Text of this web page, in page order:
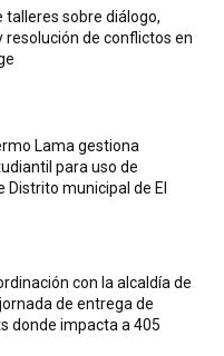
talleres sobre diálogo,
resolución de conflictos en
Lama gestiona
para uso de
Distrito municipal de El
con la alcaldía de
de entrega de
donde impacta a 405